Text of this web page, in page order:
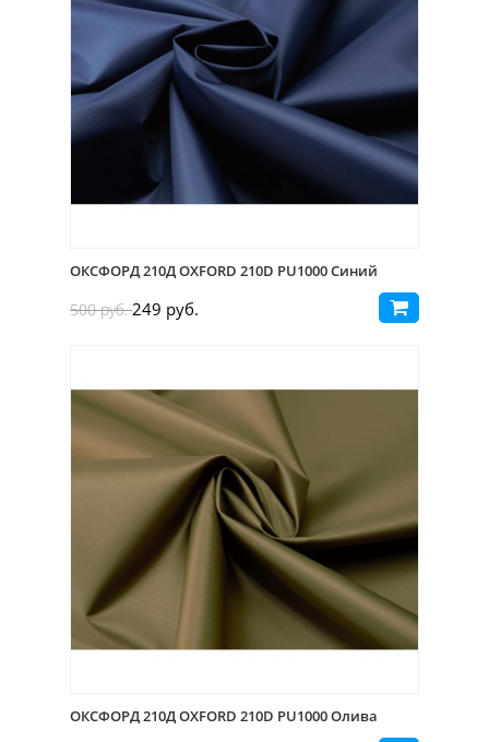
ОКСФОРД 210Д OXFORD 210D PU1000 Синий
500 руб.249 руб.
ОКСФОРД 210Д OXFORD 210D PU1000 Олива